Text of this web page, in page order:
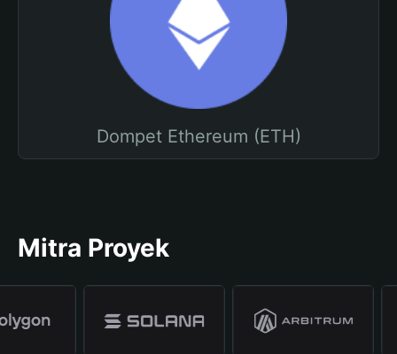
Dompet Ethereum (ETH)
Mitra Proyek